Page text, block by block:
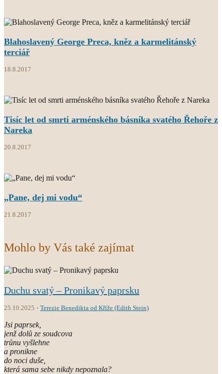
Blahoslavený George Preca, kněz a karmelitánský
terciář
18.8.2017
Tisíc let od smrti arménského básníka svatého Řehoře z
Nareka
20.8.2017
„Pane, dej mi vodu“
21.8.2017
Mohlo by Vás také zajímat
Duchu svatý – Pronikavý paprsku
25.10.2025 Terezie Benedikta od Kříže (Edith Stein)
Jsi paprsek,
jenž dolů ze soudcova
trůnu vyšlehne
a pronikne
do noci duše,
která sama sebe nikdy nepoznala?